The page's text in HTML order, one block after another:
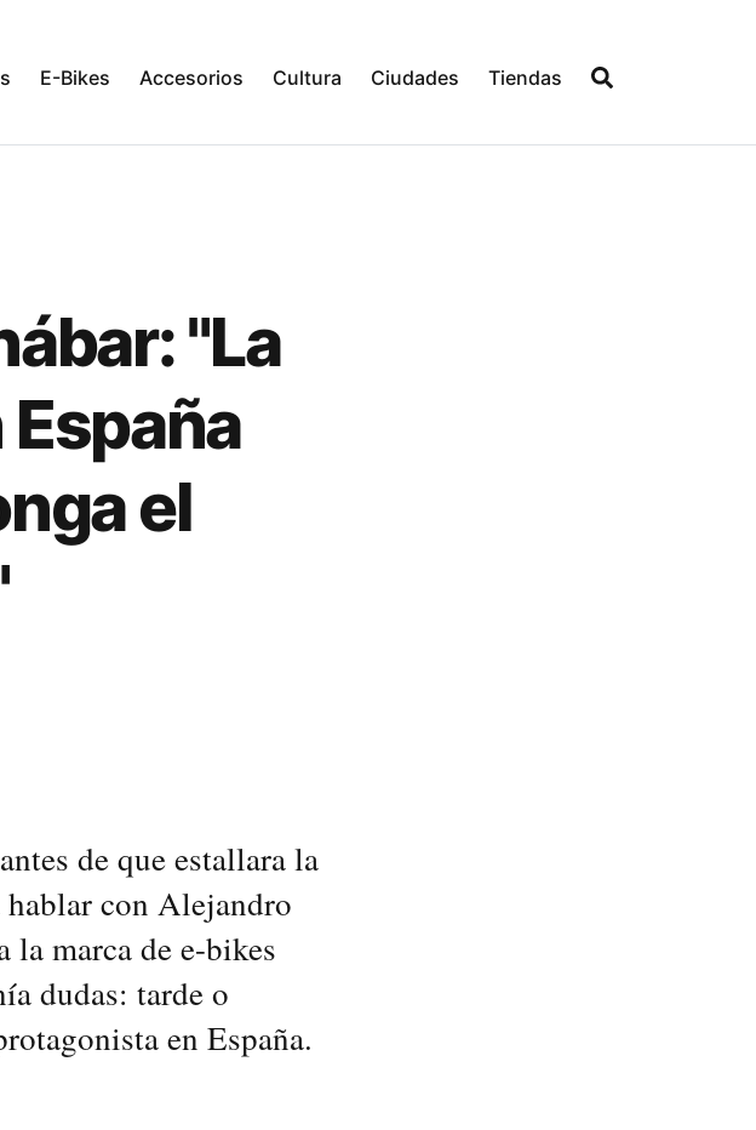
E-Bikes Accesorios Cultura Ciudades Tiendas
"La
el
de que estallara la
con Alejandro
la marca de e-bikes
dudas: tarde o
en España.